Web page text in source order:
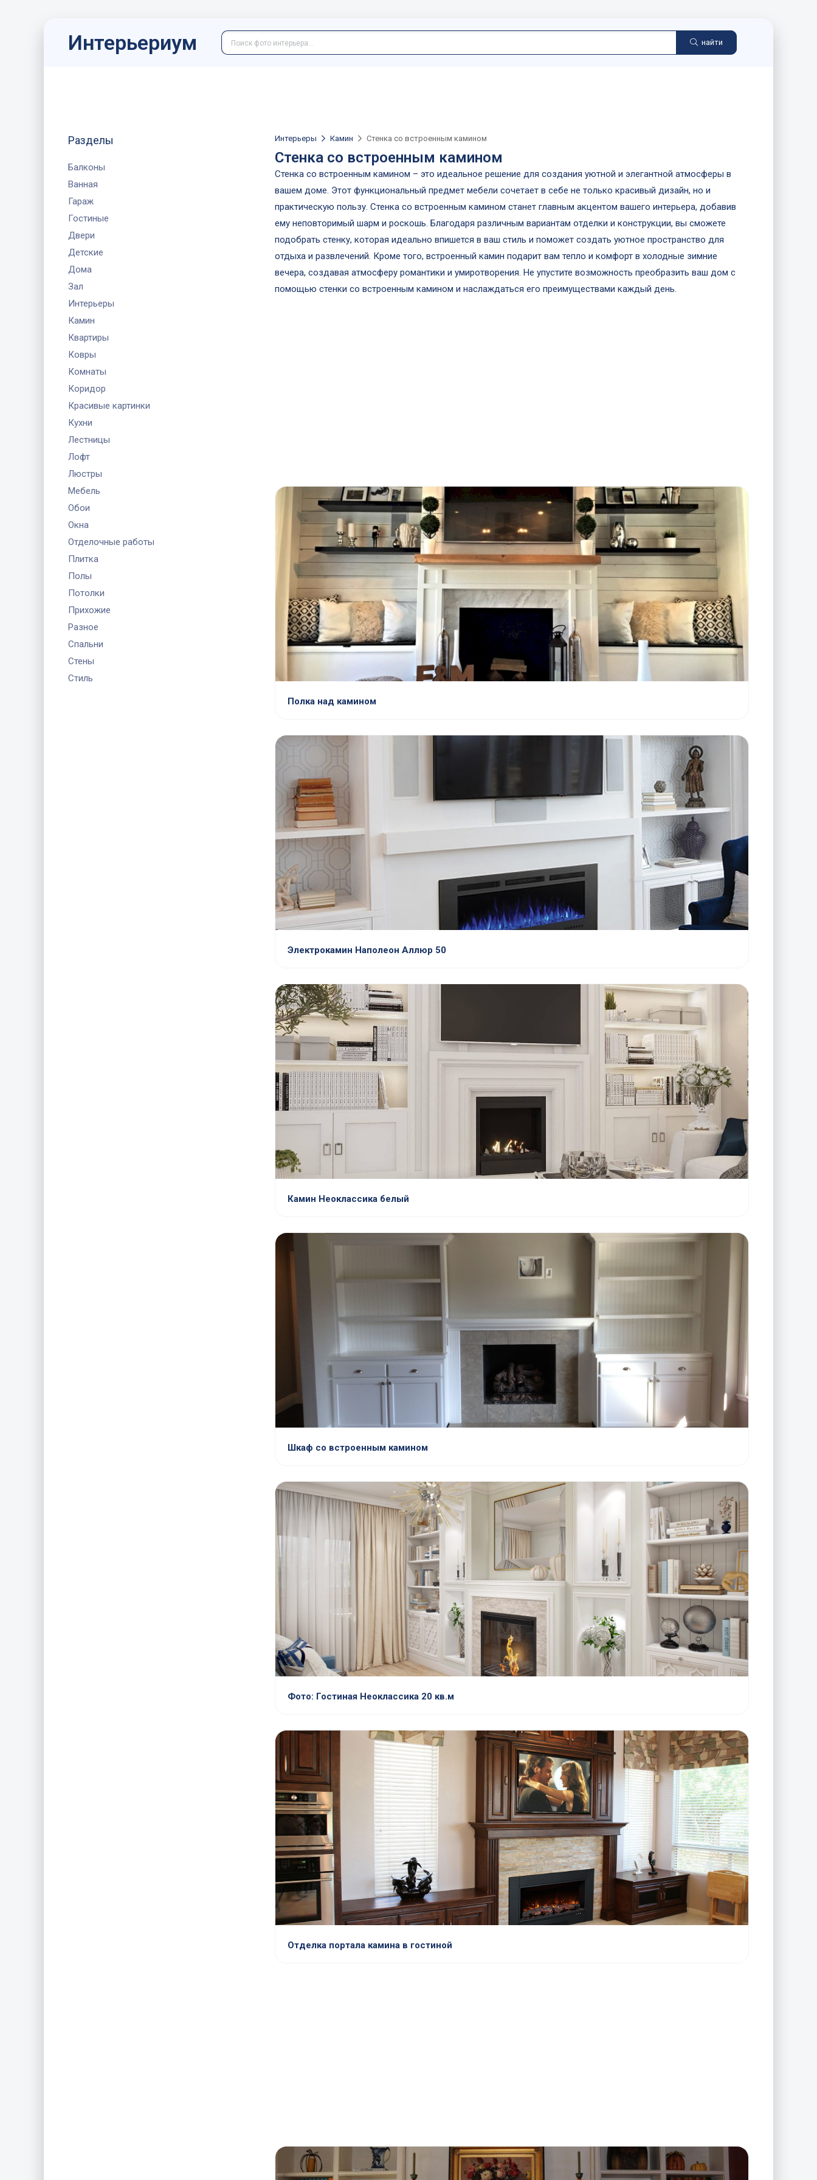
Интерьериум найти
Разделы
Балконы
Ванная
Гараж
Гостиные
Двери
Детские
Дома
Зал
Интерьеры
Камин
Квартиры
Ковры
Комнаты
Коридор
Красивые картинки
Кухни
Лестницы
Лофт
Люстры
Мебель
Обои
Окна
Отделочные работы
Плитка
Полы
Потолки
Прихожие
Разное
Спальни
Стены
Стиль
Интерьеры Камин Стенка со встроенным камином
Стенка со встроенным камином
Стенка со встроенным камином – это идеальное решение для создания уютной и элегантной атмосферы в
вашем доме. Этот функциональный предмет мебели сочетает в себе не только красивый дизайн, но и
практическую пользу. Стенка со встроенным камином станет главным акцентом вашего интерьера, добавив
ему неповторимый шарм и роскошь. Благодаря различным вариантам отделки и конструкции, вы сможете
подобрать стенку, которая идеально впишется в ваш стиль и поможет создать уютное пространство для
отдыха и развлечений. Кроме того, встроенный камин подарит вам тепло и комфорт в холодные зимние
вечера, создавая атмосферу романтики и умиротворения. Не упустите возможность преобразить ваш дом с
помощью стенки со встроенным камином и наслаждаться его преимуществами каждый день.
Полка над камином
Электрокамин Наполеон Аллюр 50
Камин Неоклассика белый
Шкаф со встроенным камином
Фото: Гостиная Неоклассика 20 кв.м
Отделка портала камина в гостиной